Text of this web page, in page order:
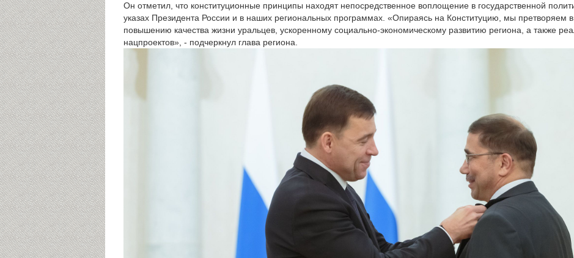
Он отметил, что конституционные принципы находят непосредственное воплощение в государственной
указах Президента России и в наших региональных программах. «Опираясь на Конституцию, мы претворяем
повышению качества жизни уральцев, ускоренному социально-экономическому развитию региона, а также
нацпроектов», - подчеркнул глава региона.